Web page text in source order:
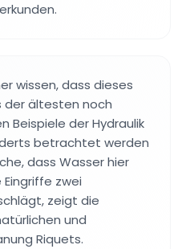
wissen, dass dieses
der ältesten noch
Beispiele der Hydraulik
betrachtet werden
dass Wasser hier
zwei
zeigt die
und
Riquets.